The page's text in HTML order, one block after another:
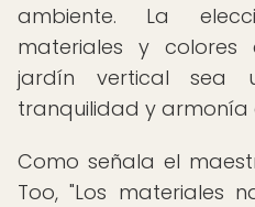
ambiente. La
materiales y
jardín vertical sea
tranquilidad y armonía
Como señala el
Too, "Los materiales